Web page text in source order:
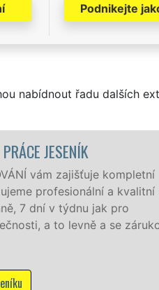
Podnikejte
nabídnout řadu dalších